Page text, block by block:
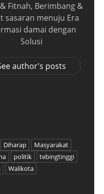
Fitnah, Berimbang &
sasaran menuju Era
damai dengan
Solusi
author's posts
Diharap
Masyarakat
politik
tebingtinggi
Walikota